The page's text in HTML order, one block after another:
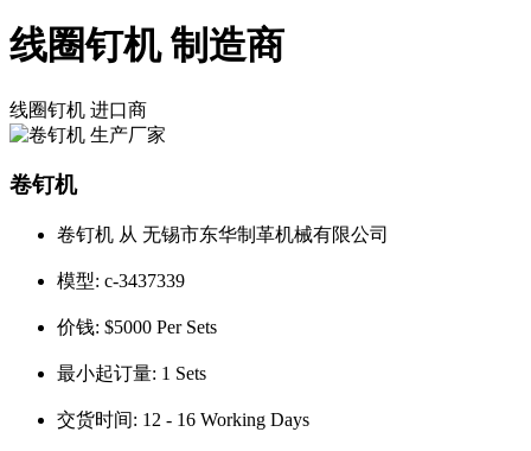
线圈钉机 制造商
线圈钉机 进口商
卷钉机
卷钉机 从 无锡市东华制革机械有限公司
模型: c-3437339
价钱: $5000 Per Sets
最小起订量: 1 Sets
交货时间: 12 - 16 Working Days